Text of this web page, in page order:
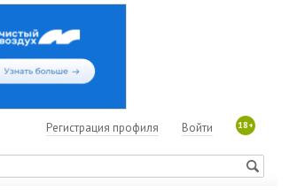
18+
Войти
Регистрация профиля